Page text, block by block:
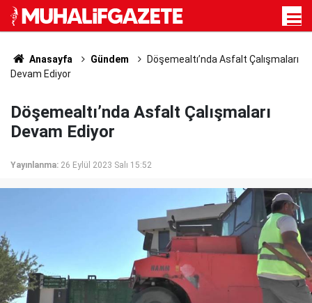
Anasayfa Gündem
Döşemealtı’nda Asfalt Çalışmaları
Devam Ediyor
Döşemealtı’nda Asfalt Çalışmaları
Devam Ediyor
Yayınlanma: 26 Eylül 2023 Salı 15:52